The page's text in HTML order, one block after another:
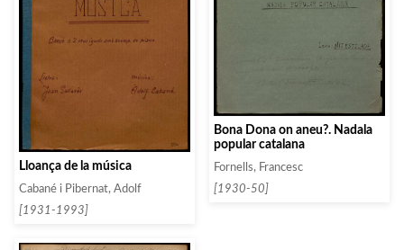
Lloança de la música
Cabané i Pibernat, Adolf
[1931-1993]
Bona Dona on aneu?. Nadala
popular catalana
Fornells, Francesc
[1930-50]